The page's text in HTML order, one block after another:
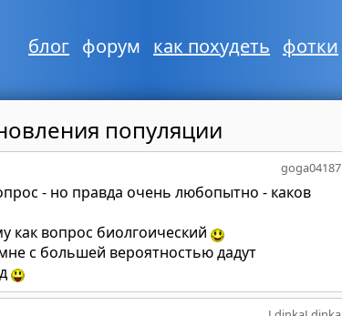
блог форум как похудеть фотки
популяции
goga04187
- но правда очень любопытно - каков
как вопрос биолгоический
с большей вероятностью дадут